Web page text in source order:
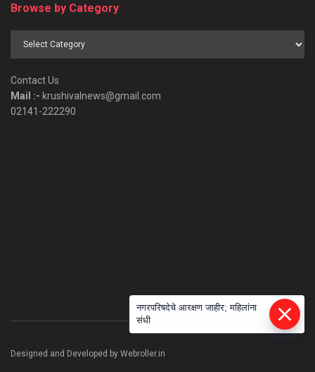
Browse by Category
Contact Us
Mail :- krushivalnews@gmail.com
02141-222290
Designed and Developed by Webroller.in
नगरपरिषदेचे आरक्षण जाहीर; महिलांना
संधी